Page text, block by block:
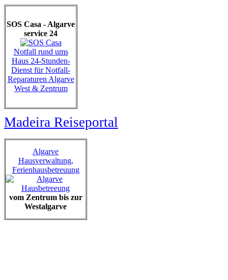
SOS Casa - Algarve
service 24
Notfall rund ums
Haus 24-Stunden-
Dienst für Notfall-
Reparaturen Algarve
West & Zentrum
Madeira Reiseportal
Algarve
Hausverwaltung,
Ferienhausbetreuung
vom Zentrum bis zur
Westalgarve